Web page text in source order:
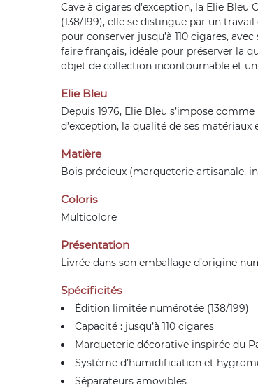
Cave à cigares d’exception, la Elie
(138/199), elle se distingue par un
pour conserver jusqu’à 110 cigares,
faire français, idéale pour préserver la
objet de collection incontournable et
Elie Bleu
Depuis 1976, Elie Bleu s’impose
d’exception, la qualité de ses matériaux
Matière
Bois précieux (marqueterie artisanale,
Coloris
Multicolore
Présentation
Livrée dans son emballage d’origine
Spécificités
Édition limitée numérotée (138/199)
Capacité : jusqu’à 110 cigares
Marqueterie décorative inspirée du
Système d’humidification et
Séparateurs amovibles